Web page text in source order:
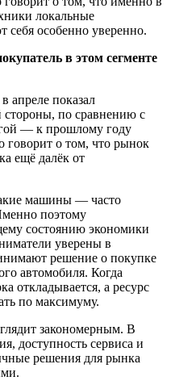
локальные
себя особенно уверенно.
в этом сегменте
апреле показал
стороны, по сравнению с
— к прошлому году
говорит о том, что рынок
ещё далёк от
машины — часто
поэтому
состоянию экономики
уверены в
решение о покупке
автомобиля. Когда
откладывается, а ресурс
по максимуму.
закономерным. В
доступность сервиса и
решения для рынка